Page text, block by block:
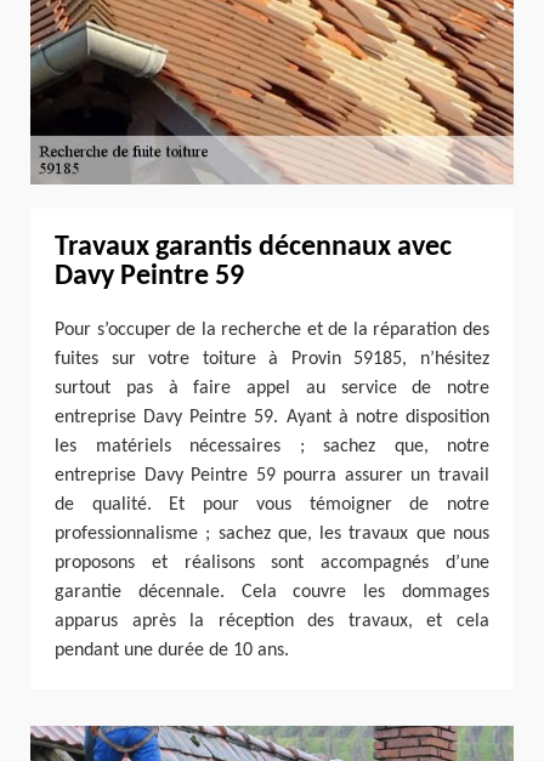
Travaux garantis décennaux avec
Davy Peintre 59
Pour s’occuper de la recherche et de la réparation des
fuites sur votre toiture à Provin 59185, n’hésitez
surtout pas à faire appel au service de notre
entreprise Davy Peintre 59. Ayant à notre disposition
les matériels nécessaires ; sachez que, notre
entreprise Davy Peintre 59 pourra assurer un travail
de qualité. Et pour vous témoigner de notre
professionnalisme ; sachez que, les travaux que nous
proposons et réalisons sont accompagnés d’une
garantie décennale. Cela couvre les dommages
apparus après la réception des travaux, et cela
pendant une durée de 10 ans.